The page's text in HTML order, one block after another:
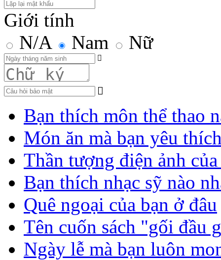
Giới tính
N/A
Nam Nữ
Bạn thích môn thể thao
Món ăn mà bạn yêu
Thần tượng điện ảnh
Bạn thích nhạc sỹ nào
Quê ngoại của bạn ở đâu
Tên cuốn sách "gối đầu
Ngày lễ mà bạn luôn